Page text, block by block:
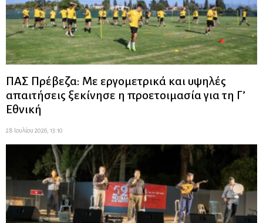
ΠΑΣ Πρέβεζα: Με εργομετρικά και υψηλές
απαιτήσεις ξεκίνησε η προετοιμασία για τη Γ’
Εθνική
28 Ιουλίου 2026, 13:10